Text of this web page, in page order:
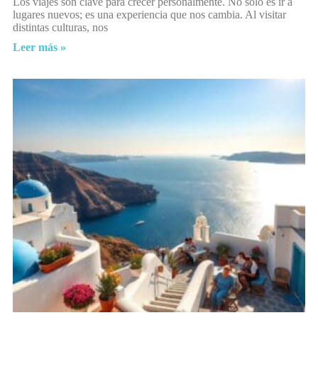
lugares nuevos; es una experiencia que nos cambia. Al visitar
distintas culturas, nos
Leer más »